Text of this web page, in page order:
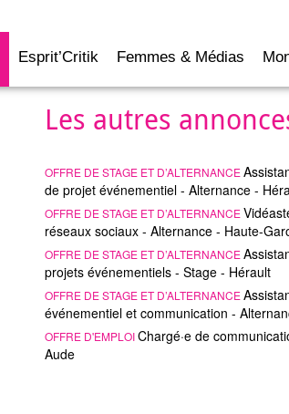
Esprit’Critik Femmes & Médias
Les autres
OFFRE DE STAGE ET D’ALTERNANCE
de projet événementiel - Alternance -
OFFRE DE STAGE ET D’ALTERNANCE
réseaux sociaux - Alternance - Haute-
OFFRE DE STAGE ET D’ALTERNANCE
projets événementiels - Stage - Hérault
OFFRE DE STAGE ET D’ALTERNANCE
événementiel et communication -
OFFRE D'EMPLOIChargé·e de
Aude